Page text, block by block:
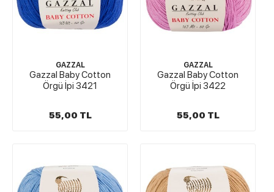
GAZZAL
Gazzal Baby Cotton
Örgü İpi 3421
55,00 TL
GAZZAL
Gazzal Baby Cotton
Örgü İpi 3422
55,00 TL